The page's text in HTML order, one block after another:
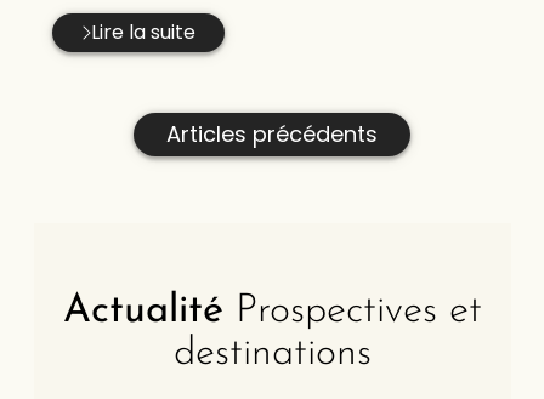
Lire la suite
Articles précédents
Actualité Prospectives et
destinations